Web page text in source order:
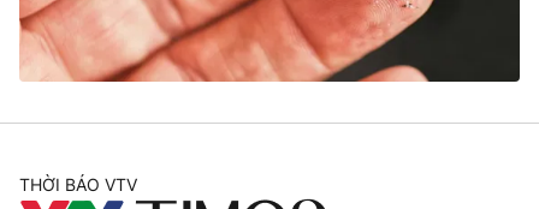
Thế giới đó đây
Câu chuyện quốc tế
Tài chính
Thị trường
Góc doanh nghiệp
Dữ liệu và đời sống
Truyền hình
Phim VTV
Giải trí
THỜI BÁO VTV